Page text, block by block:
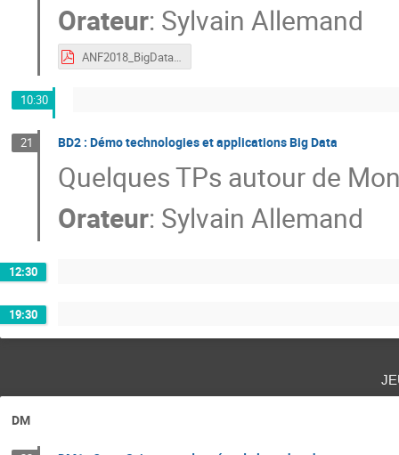
Orateur: Sylvain Allemand
ANF2018_BigData.pdf
10:30
21 BD2 : Démo technologies et applications Big Data
Quelques TPs autour de
Orateur: Sylvain Allemand
12:30
19:30
DM